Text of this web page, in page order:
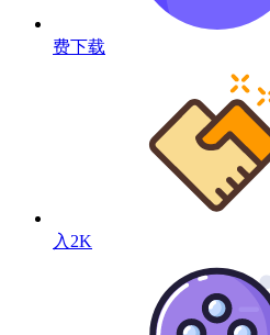
费下载
入2K